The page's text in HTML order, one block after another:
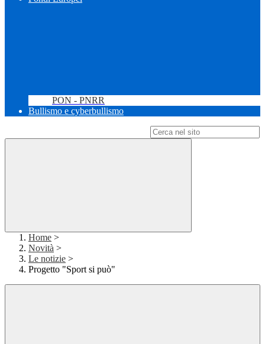
PON - PNRR
Bullismo e cyberbullismo
Home >
Novità >
Le notizie >
Progetto "Sport si può"